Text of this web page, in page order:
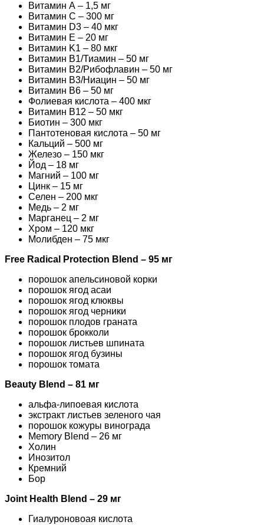
Витамин А – 1,5 мг
Витамин С – 300 мг
Витамин D3 – 40 мкг
Витамин Е – 20 мг
Витамин K1 – 80 мкг
Витамин В1/Тиамин – 50 мг
Витамин В2/Рибофлавин – 50 мг
Витамин В3/Ниацин – 50 мг
Витамин В6 – 50 мг
Фолиевая кислота – 400 мкг
Витамин В12 – 50 мкг
Биотин – 300 мкг
Пантотеновая кислота – 50 мг
Кальций – 500 мг
Железо – 150 мкг
Йод – 18 мг
Магний – 100 мг
Цинк – 15 мг
Селен – 200 мкг
Медь – 2 мг
Марганец – 2 мг
Хром – 120 мкг
Молибден – 75 мкг
Free Radical Protection Blend – 95 мг
порошок апельсиновой корки
порошок ягод асаи
порошок ягод клюквы
порошок ягод черники
порошок плодов граната
порошок брокколи
порошок листьев шпината
порошок ягод бузины
порошок томата
Beauty Blend – 81 мг
альфа-липоевая кислота
экстракт листьев зеленого чая
порошок кожуры винограда
Memory Blend – 26 мг
Холин
Инозитол
Кремний
Бор
Joint Health Blend – 29 мг
Гиалуроновоая кислота